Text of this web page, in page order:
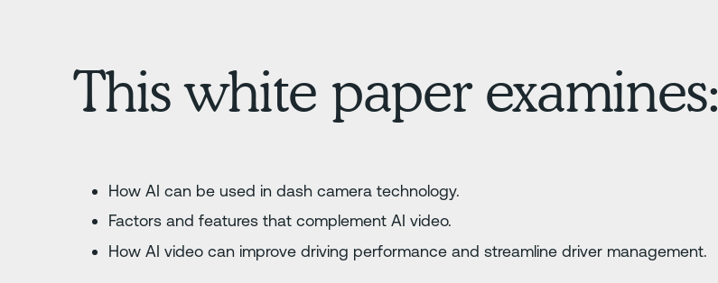
This white paper examines:
How AI can be used in dash camera technology.
Factors and features that complement AI video.
How AI video can improve driving performance and streamline driver management.